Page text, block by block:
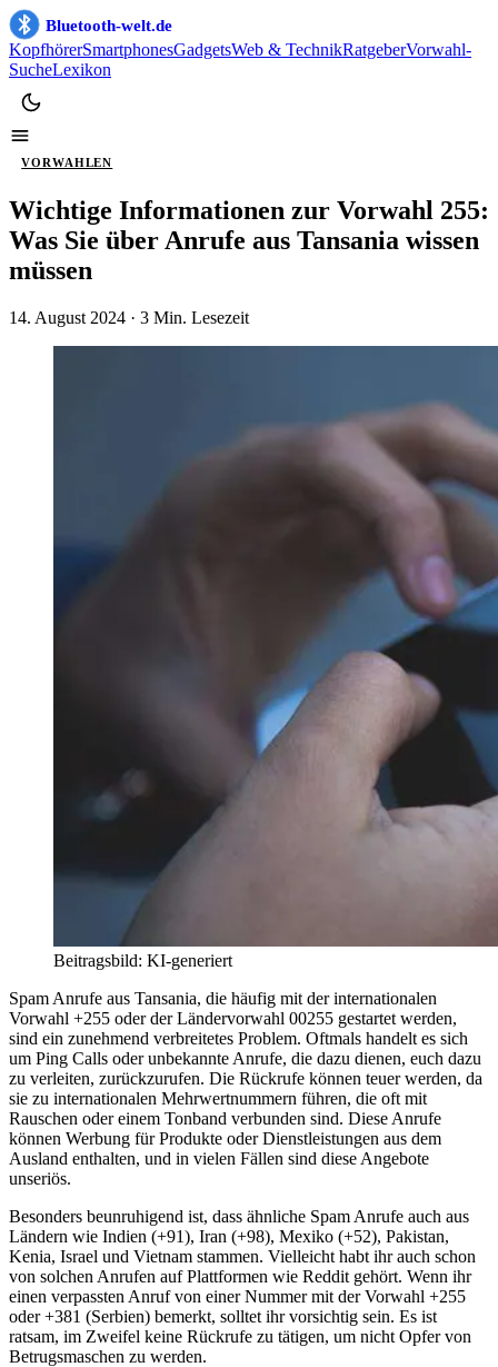
Bluetooth-welt.de
KopfhörerSmartphonesGadgetsWeb & TechnikRatgeberVorwahl-
SucheLexikon
VORWAHLEN
Wichtige Informationen zur Vorwahl 255:
Was Sie über Anrufe aus Tansania wissen
müssen
14. August 2024 · 3 Min. Lesezeit
Beitragsbild: KI-generiert
Spam Anrufe aus Tansania, die häufig mit der internationalen
Vorwahl +255 oder der Ländervorwahl 00255 gestartet werden,
sind ein zunehmend verbreitetes Problem. Oftmals handelt es sich
um Ping Calls oder unbekannte Anrufe, die dazu dienen, euch dazu
zu verleiten, zurückzurufen. Die Rückrufe können teuer werden, da
sie zu internationalen Mehrwertnummern führen, die oft mit
Rauschen oder einem Tonband verbunden sind. Diese Anrufe
können Werbung für Produkte oder Dienstleistungen aus dem
Ausland enthalten, und in vielen Fällen sind diese Angebote
unseriös.
Besonders beunruhigend ist, dass ähnliche Spam Anrufe auch aus
Ländern wie Indien (+91), Iran (+98), Mexiko (+52), Pakistan,
Kenia, Israel und Vietnam stammen. Vielleicht habt ihr auch schon
von solchen Anrufen auf Plattformen wie Reddit gehört. Wenn ihr
einen verpassten Anruf von einer Nummer mit der Vorwahl +255
oder +381 (Serbien) bemerkt, solltet ihr vorsichtig sein. Es ist
ratsam, im Zweifel keine Rückrufe zu tätigen, um nicht Opfer von
Betrugsmaschen zu werden.